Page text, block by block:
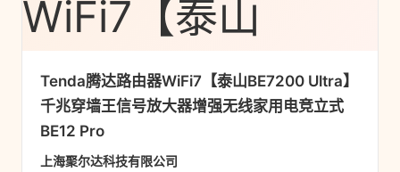
Tenda腾达路由器WiFi7【泰山BE7200 Ultra】
千兆穿墙王信号放大器增强无线家用电竞立式
BE12 Pro
上海聚尔达科技有限公司